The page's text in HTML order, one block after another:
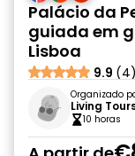
Palácio da
guiada em
Lisboa
9.9 (4)
Organizado
Living
10 horas